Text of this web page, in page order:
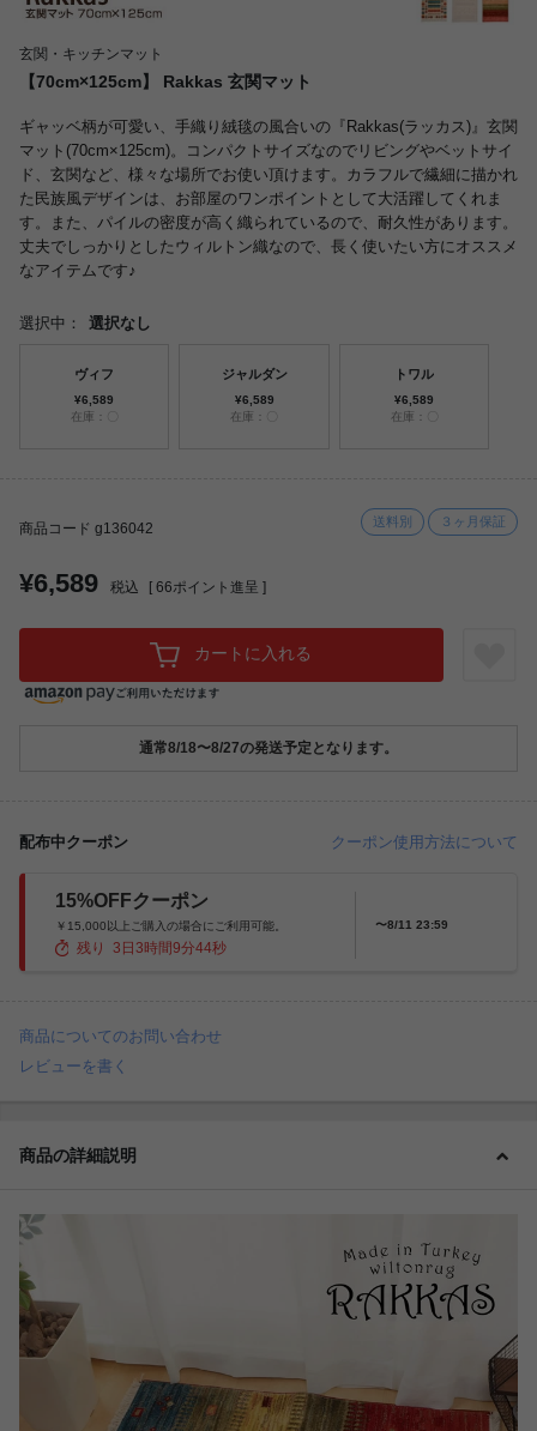
玄関・キッチンマット
【70cm×125cm】 Rakkas 玄関マット
ギャッベ柄が可愛い、手織り絨毯の風合いの『Rakkas(ラッカス)』玄関
マット(70cm×125cm)。コンパクトサイズなのでリビングやベットサイ
ド、玄関など、様々な場所でお使い頂けます。カラフルで繊細に描かれ
た民族風デザインは、お部屋のワンポイントとして大活躍してくれま
す。また、パイルの密度が高く織られているので、耐久性があります。
丈夫でしっかりとしたウィルトン織なので、長く使いたい方にオススメ
なアイテムです♪
選択中： 選択なし
ヴィフ
¥6,589
在庫：〇
ジャルダン
¥6,589
在庫：〇
トワル
¥6,589
在庫：〇
商品コード g136042 送料別 ３ヶ月保証
¥6,589 税込 [ 66ポイント進呈 ]
カートに入れる
通常8/18〜8/27の発送予定となります。
配布中クーポン クーポン使用方法について
15%OFFクーポン
￥15,000以上ご購入の場合にご利用可能。
残り 3 日3 時間9分42秒
〜8/11 23:59
商品についてのお問い合わせ
レビューを書く
商品の詳細説明